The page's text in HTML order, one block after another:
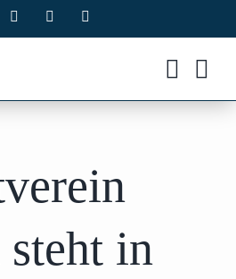
Instagram
in